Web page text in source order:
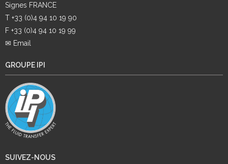
Signes FRANCE
T +33 (0)4 94 10 19 90
F +33 (0)4 94 10 19 99
✉ Email
GROUPE IPI
SUIVEZ-NOUS